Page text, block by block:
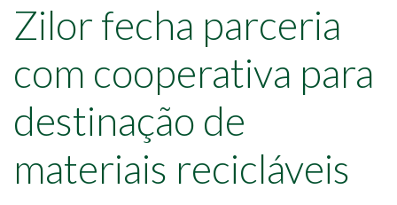
Zilor fecha parceria
com cooperativa para
destinação de
materiais recicláveis